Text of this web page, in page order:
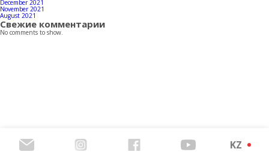
December 2021
November 2021
August 2021
Свежие комментарии
No comments to show.
KZ